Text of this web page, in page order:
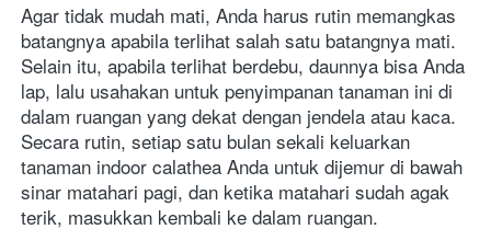
Agar tidak mudah mati, Anda harus rutin memangkas
batangnya apabila terlihat salah satu batangnya mati.
Selain itu, apabila terlihat berdebu, daunnya bisa Anda
lap, lalu usahakan untuk penyimpanan tanaman ini di
dalam ruangan yang dekat dengan jendela atau kaca.
Secara rutin, setiap satu bulan sekali keluarkan
tanaman indoor calathea Anda untuk dijemur di bawah
sinar matahari pagi, dan ketika matahari sudah agak
terik, masukkan kembali ke dalam ruangan.